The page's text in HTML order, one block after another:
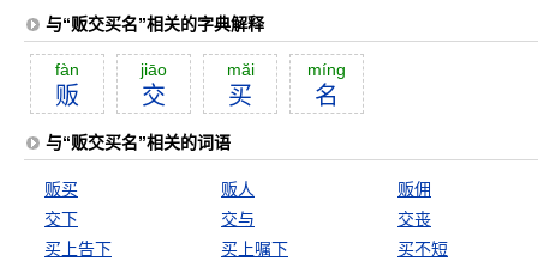
与“贩交买名”相关的字典解释
fàn
贩
jiāo
交
măi
买
míng
名
与“贩交买名”相关的词语
贩买 贩人
贩佣
交下
交与
交丧
买上告下
买上嘱下
买不短